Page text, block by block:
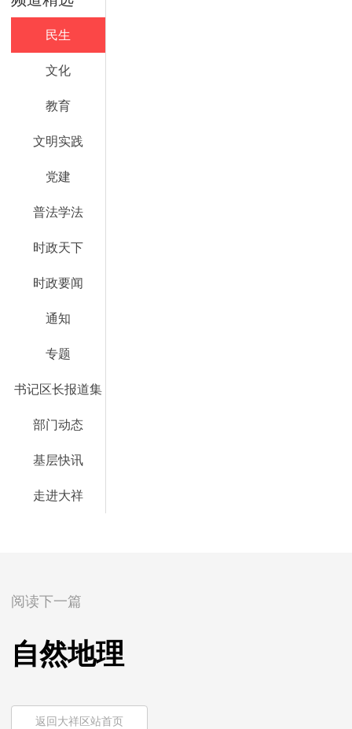
民生
文化
教育
文明实践
党建
普法学法
时政天下
时政要闻
通知
专题
书记区长报道集
部门动态
基层快讯
走进大祥
阅读下一篇
自然地理
返回大祥区站首页